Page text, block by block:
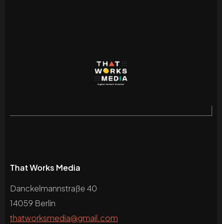
That Works Media
Danckelmannstraße 40
14059 Berlin
thatworksmedia@gmail.com